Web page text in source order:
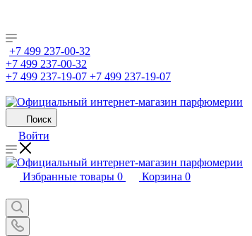
+7 499 237-00-32
+7 499 237-00-32
+7 499 237-19-07 +7 499 237-19-07
Поиск
Войти
Избранные товары 0 Корзина 0